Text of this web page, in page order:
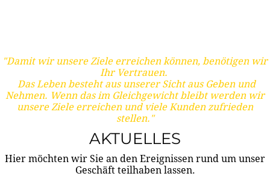
"Damit wir unsere Ziele erreichen können, benötigen wir
Ihr Vertrauen.
Das Leben besteht aus unserer Sicht aus Geben und
Nehmen. Wenn das im Gleichgewicht bleibt werden wir
unsere Ziele erreichen und viele Kunden zufrieden
stellen."
AKTUELLES
Hier möchten wir Sie an den Ereignissen rund um unser
Geschäft teilhaben lassen.